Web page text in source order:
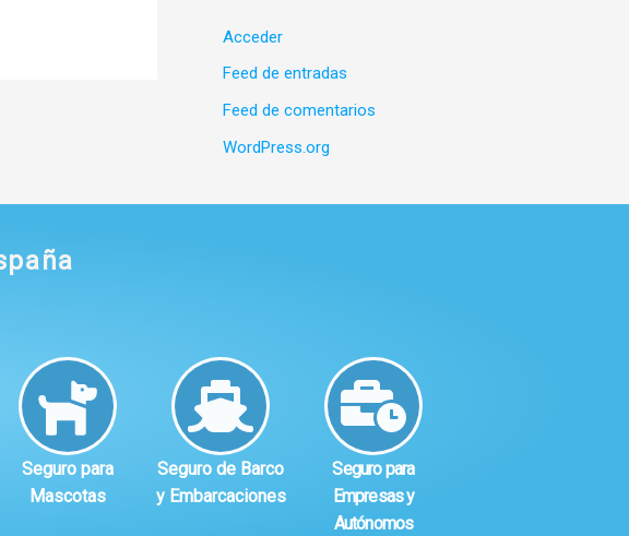
Acceder
Feed de entradas
Feed de comentarios
WordPress.org
Seguro para
Mascotas
Seguro de Barco
y Embarcaciones
Seguro para
Empresas y
Autónomos